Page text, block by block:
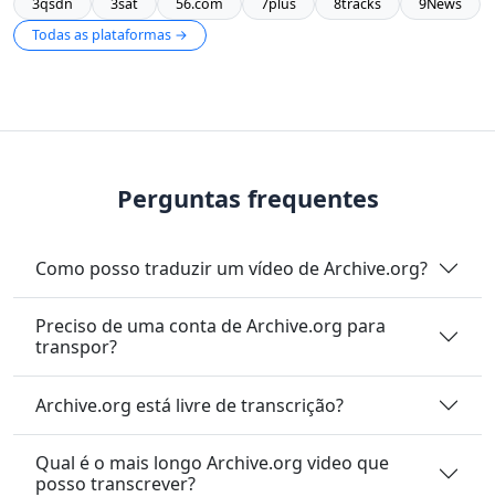
3qsdn 3sat 56.com 7plus 8tracks
9News
Todas as plataformas →
Perguntas frequentes
Como posso traduzir um vídeo de Archive.org?
Preciso de uma conta de Archive.org para
transpor?
Archive.org está livre de transcrição?
Qual é o mais longo Archive.org video que
posso transcrever?